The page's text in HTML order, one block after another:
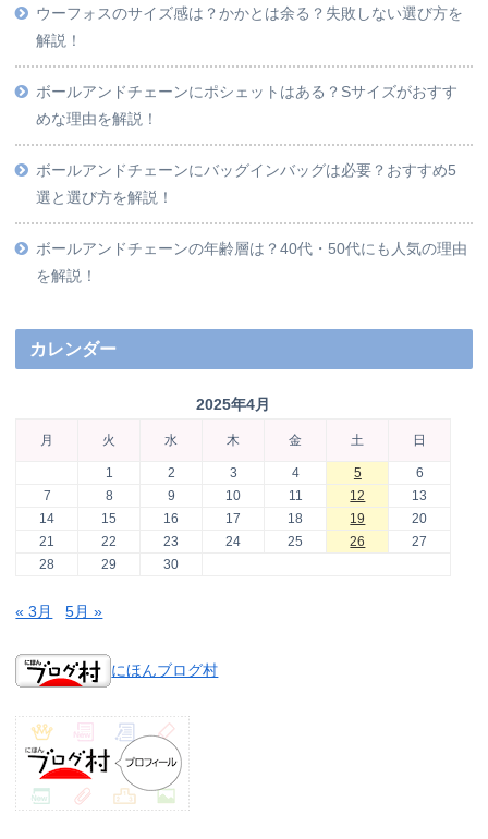
ウーフォスのサイズ感は？かかとは余る？失敗しない選び方を
解説！
ボールアンドチェーンにポシェットはある？Sサイズがおすす
めな理由を解説！
ボールアンドチェーンにバッグインバッグは必要？おすすめ5
選と選び方を解説！
ボールアンドチェーンの年齢層は？40代・50代にも人気の理由
を解説！
カレンダー
2025年4月
月 火 水 木 金 土 日
1 2 3 4 5
6
7
8 9 10 11 12
13
14
15 16 17 18 19
20
21
22 23 24 25 26
27
28
29 30
« 3月 5月 »
にほんブログ村